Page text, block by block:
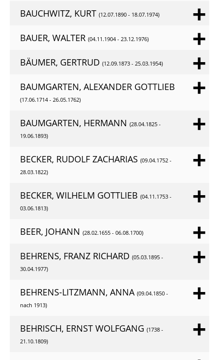
BAUCHWITZ, KURT (12.07.1890 - 18.07.1974)
BAUER, WALTER (04.11.1904 - 23.12.1976)
BÄUMER, GERTRUD (12.09.1873 - 25.03.1954)
BAUMGARTEN, ALEXANDER GOTTLIEB
(17.06.1714 - 26.05.1762)
BAUMGARTEN, HERMANN (28.04.1825 -
19.06.1893)
BECKER, RUDOLF ZACHARIAS (09.04.1752 -
28.03.1822)
BECKER, WILHELM GOTTLIEB (04.11.1753 -
03.06.1813)
BEER, JOHANN (28.02.1655 - 06.08.1700)
BEHRENS, FRANZ RICHARD (05.03.1895 -
30.04.1977)
BEHRENS-LITZMANN, ANNA (09.04.1850 -
nach 1913)
BEHRISCH, ERNST WOLFGANG (1738 -
21.10.1809)